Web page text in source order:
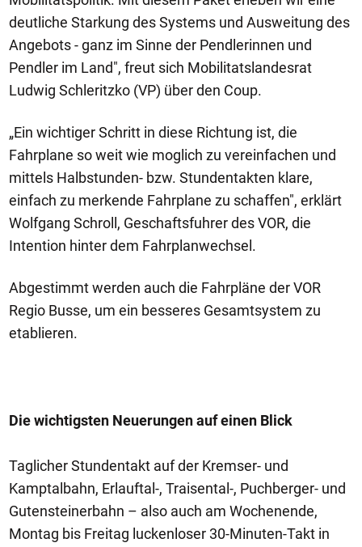
deutliche Starkung des Systems und Ausweitung des
Angebots - ganz im Sinne der Pendlerinnen und
Pendler im Land", freut sich Mobilitatslandesrat
Ludwig Schleritzko (VP) über den Coup.
„Ein wichtiger Schritt in diese Richtung ist, die
Fahrplane so weit wie moglich zu vereinfachen und
mittels Halbstunden- bzw. Stundentakten klare,
einfach zu merkende Fahrplane zu schaffen", erklärt
Wolfgang Schroll, Geschaftsfuhrer des VOR, die
Intention hinter dem Fahrplanwechsel.
Abgestimmt werden auch die Fahrpläne der VOR
Regio Busse, um ein besseres Gesamtsystem zu
etablieren.
Die wichtigsten Neuerungen auf einen Blick
Taglicher Stundentakt auf der Kremser- und
Kamptalbahn, Erlauftal-, Traisental-, Puchberger- und
Gutensteinerbahn – also auch am Wochenende,
Montag bis Freitag luckenloser 30-Minuten-Takt in